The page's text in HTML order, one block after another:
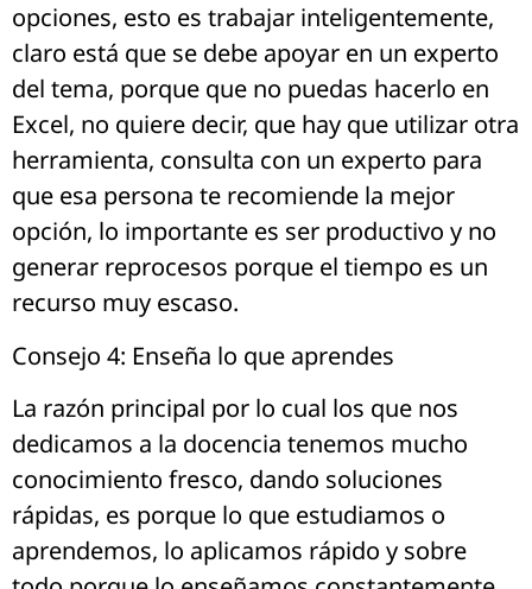
opciones, esto es trabajar inteligentemente,
claro está que se debe apoyar en un experto
del tema, porque que no puedas hacerlo en
Excel, no quiere decir, que hay que utilizar otra
herramienta, consulta con un experto para
que esa persona te recomiende la mejor
opción, lo importante es ser productivo y no
generar reprocesos porque el tiempo es un
recurso muy escaso.
Consejo 4: Enseña lo que aprendes
La razón principal por lo cual los que nos
dedicamos a la docencia tenemos mucho
conocimiento fresco, dando soluciones
rápidas, es porque lo que estudiamos o
aprendemos, lo aplicamos rápido y sobre